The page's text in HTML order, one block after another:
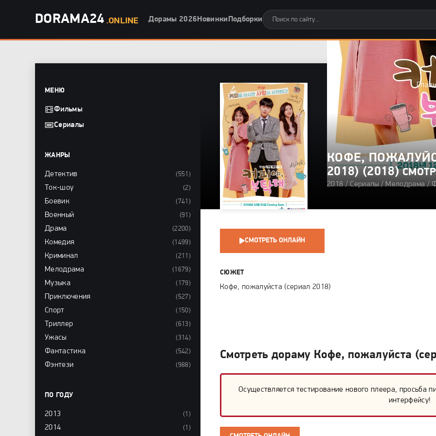
DORAMA24 .ONLINE Дорамы 2026 Новинки Подборки
КОФЕ,
2018) (2018)
2018 / Сериалы / Мелодрама /
0
СМОТРЕТЬ ОНЛАЙН
СЮЖЕТ
Кофе, пожалуйста (сериал 2018)
Смотреть дораму Кофе, пожалуйста
Осуществляется тестирование нового плеера, просьба
интерфейсу!
МЕНЮ
Фильмы
Сериалы
ЖАНРЫ
Детектив (551)
Ток-шоу (2)
Боевик (741)
Военный (91)
Драма (2200)
Комедия (1499)
Криминал (211)
Мелодрама (1679)
Музыка (179)
Приключения (527)
Спорт (150)
Триллер (613)
Ужасы (314)
Фантастика (542)
Фэнтези (988)
ПО ГОДУ
2013 (1)
2014 (1)